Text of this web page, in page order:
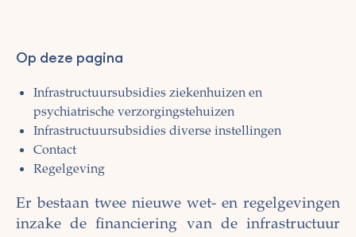
Op deze pagina
Infrastructuursubsidies ziekenhuizen en
psychiatrische verzorgingstehuizen
Infrastructuursubsidies diverse instellingen
Contact
Regelgeving
Er bestaan twee nieuwe wet- en regelgevingen
inzake de financiering van de infrastructuur